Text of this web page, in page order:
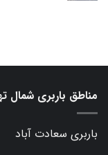
مناطق باربری شمال
باربری سعادت آباد